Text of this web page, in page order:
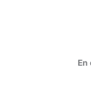
En